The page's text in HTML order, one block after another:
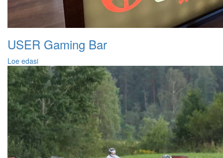
USER Gaming Bar
Loe edasi